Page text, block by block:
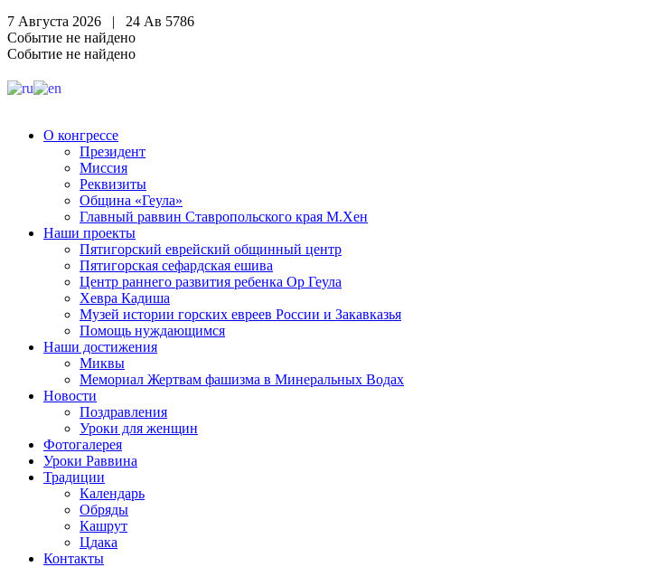
7 Августа 2026 | 24 Ав 5786
Событие не найдено
Событие не найдено
О конгрессе
Президент
Миссия
Реквизиты
Община «Геула»
Главный раввин Ставропольского края М.Хен
Наши проекты
Пятигорский еврейский общинный центр
Пятигорская сефардская ешива
Центр раннего развития ребенка Ор Геула
Хевра Кадиша
Музей истории горских евреев России и Закавказья
Помощь нуждающимся
Наши достижения
Миквы
Мемориал Жертвам фашизма в Минеральных Водах
Новости
Поздравления
Уроки для женщин
Фотогалерея
Уроки Раввина
Традиции
Календарь
Обряды
Кашрут
Цдака
Контакты